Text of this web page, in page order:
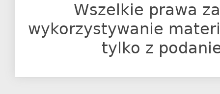
Wszelkie prawa
wykorzystywanie
tylko z